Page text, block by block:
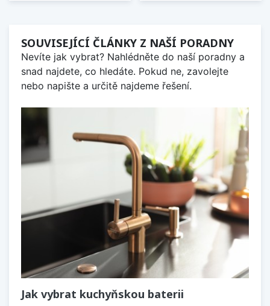
SOUVISEJÍCÍ ČLÁNKY Z NAŠÍ PORADNY
Nevíte jak vybrat? Nahlédněte do naší poradny a
snad najdete, co hledáte. Pokud ne, zavolejte
nebo napište a určitě najdeme řešení.
Jak vybrat kuchyňskou baterii